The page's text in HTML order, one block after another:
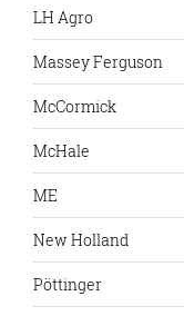
LH Agro
Massey Ferguson
McCormick
McHale
ME
New Holland
Pöttinger